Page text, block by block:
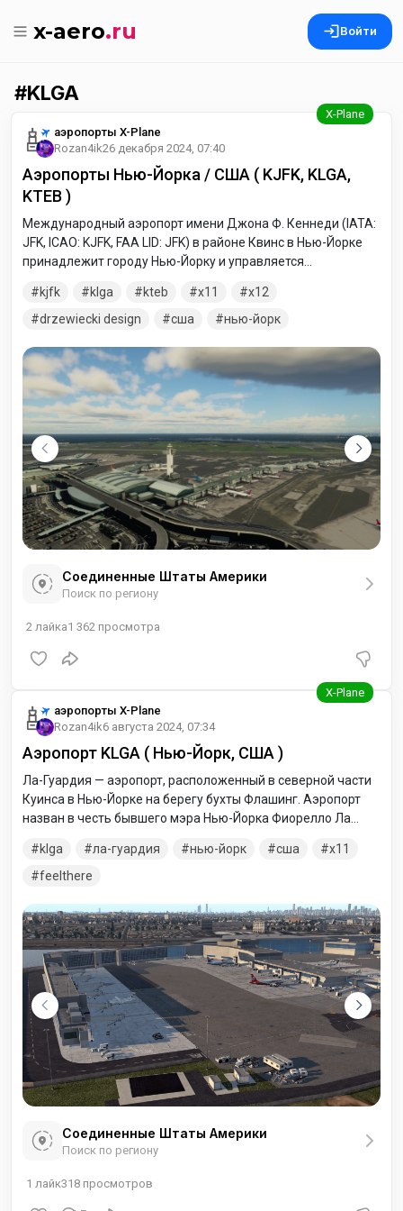
x-aero.ru Войти
KLGA
аэропорты X-Plane
Rozan4ik26 декабря 2024, 07:40
Аэропорты Нью-Йорка / США ( KJFK, KLGA,
KTEB )
Международный аэропорт имени Джона Ф. Кеннеди (IATA:
JFK, ICAO: KJFK, FAA LID: JFK) в районе Квинс в Нью-Йорке
принадлежит городу Нью-Йорку и управляется
условиях долгосрочной операционной аренды. Он
находится примерно в 12 милях (19 км) к юго-востоку от
международный аэропорт для пассажиров в Соединенных
Штатах, обрабатывающий больше международного
трафика, чем любой другой аэропорт в Северной Америке.
Он
kjfk klga kteb x11
x12
drzewiecki design
сша нью-йорк
Соединенные Штаты Америки
Поиск по региону
2 лайка1 362 просмотра
аэропорты X-Plane
Rozan4ik6 августа 2024, 07:34
Аэропорт KLGA ( Нью-Йорк, США )
Ла-Гуардия — аэропорт, расположенный в северной части
Куинса в Нью-Йорке на берегу бухты Флашинг. Аэропорт
назван в честь бывшего мэра Нью-Йорка Фиорелло Ла
klga
ла-гуардия нью-йорк сша
x11
feelthere
Соединенные Штаты Америки
Поиск по региону
1 лайк318 просмотров